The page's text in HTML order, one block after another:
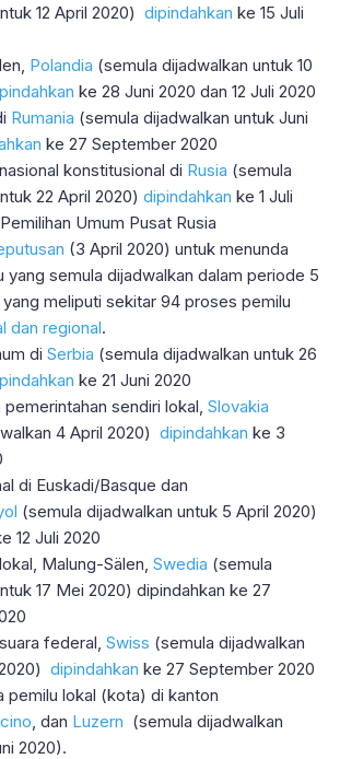
12 April 2020) dipindahkan ke 15 Juli
Polandia (semula dijadwalkan untuk 10
ke 28 Juni 2020 dan 12 Juli 2020
Rumania (semula dijadwalkan untuk Juni
ke 27 September 2020
konstitusional di Rusia (semula
22 April 2020) dipindahkan ke 1 Juli
Umum Pusat Rusia
(3 April 2020) untuk menunda
yang semula dijadwalkan dalam periode 5
yang meliputi sekitar 94 proses pemilu
dan regional.
di Serbia (semula dijadwalkan untuk 26
ke 21 Juni 2020
sendiri lokal, Slovakia
4 April 2020) dipindahkan ke 3
di Euskadi/Basque dan
(semula dijadwalkan untuk 5 April 2020)
12 Juli 2020
Malung-Sälen, Swedia ​ (semula
17 Mei 2020) dipindahkan ke 27
federal, Swiss (semula dijadwalkan
dipindahkan ke 27 September 2020
pemilu lokal (kota) di kanton
, dan Luzern (semula dijadwalkan
2020).